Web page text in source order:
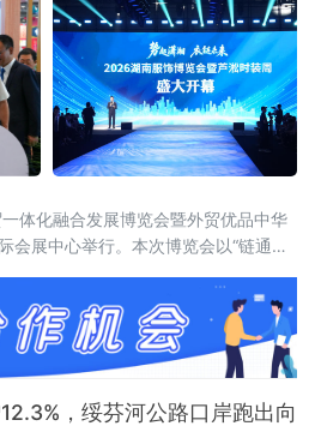
体化融合发展博览会暨外贸优品中华
会展中心举行。本次博览会以“链通内
十大特色展区，吸引近600家企业参
内20余个省市的近2000名客商参会。
长马丁·姆巴纳，商务部外贸发展事务
，绥芬河公路口岸跑出向